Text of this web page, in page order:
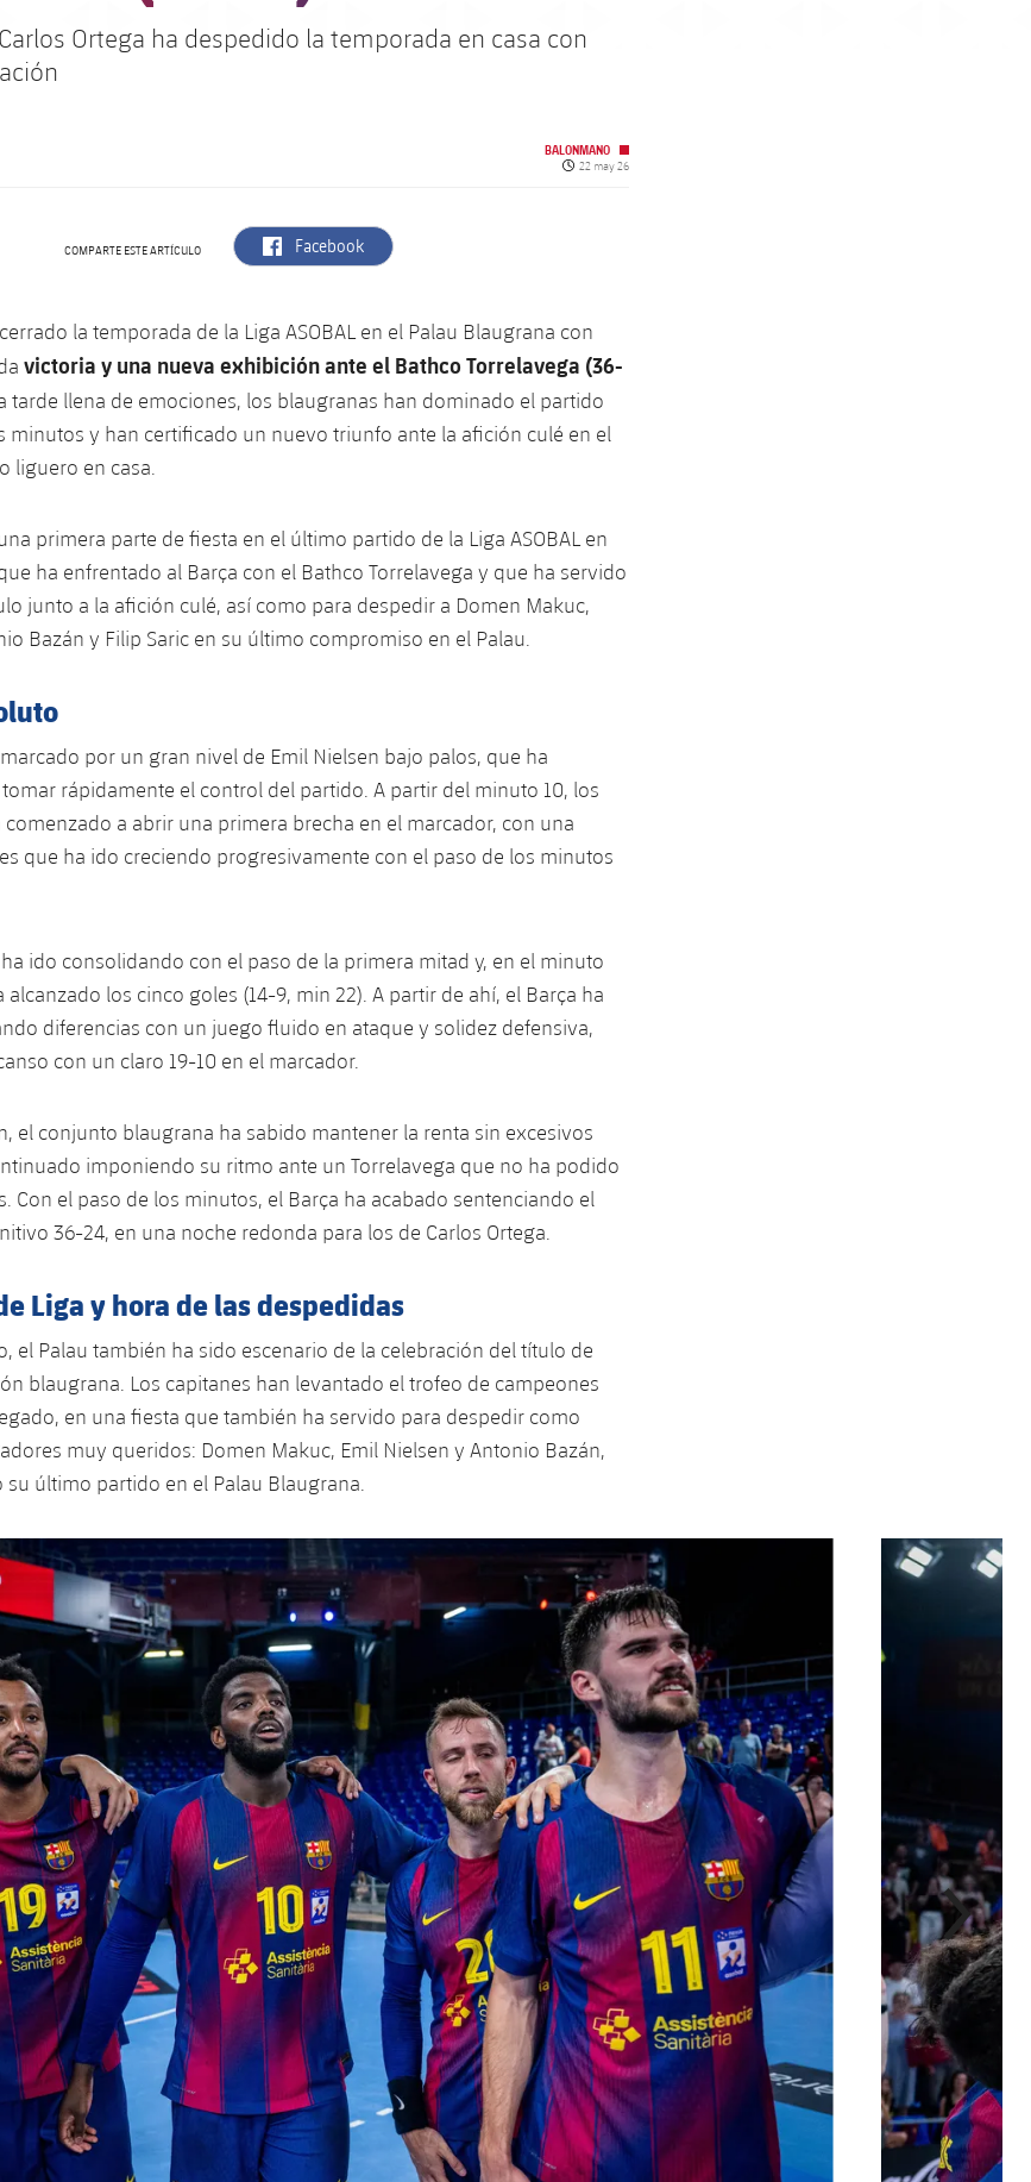
Ortega ha despedido la temporada en casa con
BALONMANO
Fecha de publicación
22 may 26
COMPARTE ESTE ARTÍCULO label.aria.facebook
Facebook
la temporada de la Liga ASOBAL en el Palau Blaugrana con
victoria y una nueva exhibición ante el Bathco Torrelavega (36-
tarde llena de emociones, los blaugranas han dominado el partido
minutos y han certificado un nuevo triunfo ante la afición culé en el
liguero en casa.
primera parte de fiesta en el último partido de la Liga ASOBAL en
ha enfrentado al Barça con el Bathco Torrelavega y que ha servido
junto a la afición culé, así como para despedir a Domen Makuc,
Bazán y Filip Saric en su último compromiso en el Palau.
por un gran nivel de Emil Nielsen bajo palos, que ha
rápidamente el control del partido. A partir del minuto 10, los
a abrir una primera brecha en el marcador, con una
que ha ido creciendo progresivamente con el paso de los minutos
ido consolidando con el paso de la primera mitad y, en el minuto
alcanzado los cinco goles (14-9, min 22). A partir de ahí, el Barça ha
diferencias con un juego fluido en ataque y solidez defensiva,
con un claro 19-10 en el marcador.
el conjunto blaugrana ha sabido mantener la renta sin excesivos
imponiendo su ritmo ante un Torrelavega que no ha podido
Con el paso de los minutos, el Barça ha acabado sentenciando el
36-24, en una noche redonda para los de Carlos Ortega.
Liga y hora de las despedidas
el Palau también ha sido escenario de la celebración del título de
blaugrana. Los capitanes han levantado el trofeo de campeones
en una fiesta que también ha servido para despedir como
muy queridos: Domen Makuc, Emil Nielsen y Antonio Bazán,
último partido en el Palau Blaugrana.
Siguiente